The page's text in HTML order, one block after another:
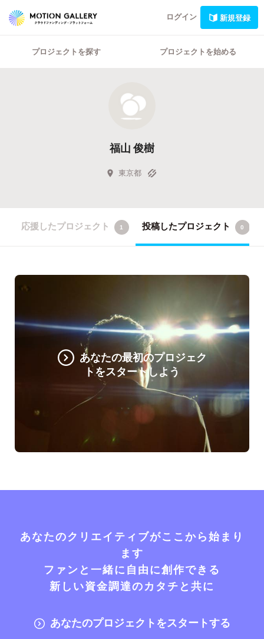
ログイン 新規登録
プロジェクトを探す プロジェクトを始める
福山 俊樹
東京都
応援したプロジェクト 1 投稿したプロジェクト 0
あなたの最初のプロジェク
トをスタートしよう
あなたのクリエイティブがここから始まり
ます
ファンと一緒に自由に創作できる
新しい資金調達のカタチと共に
あなたのプロジェクトをスタートする